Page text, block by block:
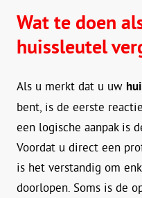
Wat te doen
huissleutel
Als u merkt dat u uw
bent, is de eerste
een logische aanpak is
Voordat u direct een
is het verstandig om
doorlopen. Soms is de